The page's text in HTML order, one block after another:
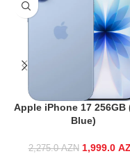
Apple iPhone 17 256GB
Blue)
2,275.0AZN
Original
1,999.0